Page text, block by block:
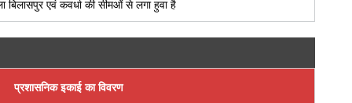
बिलासपुर एवं कवर्धा की सीमओं से लगा हुवा है
प्रशासनिक इकाई का विवरण